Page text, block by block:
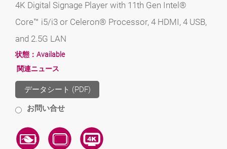
4K Digital Signage Player with 11th Gen Intel®
Core™ i5/i3 or Celeron® Processor, 4 HDMI, 4 USB,
and 2.5G LAN
状態： Available
関連ニュース
データシート (PDF)
お問い合せ